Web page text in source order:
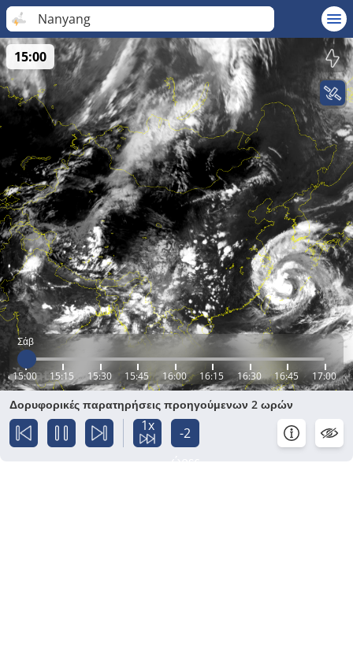
Nanyang
Σάβ
15:00 15:15 15:30 15:45 16:00 16:15 16:30 16:45 17:00
15:00
Δορυφορικές παρατηρήσεις προηγούμενων 2 ωρών
1x
-2